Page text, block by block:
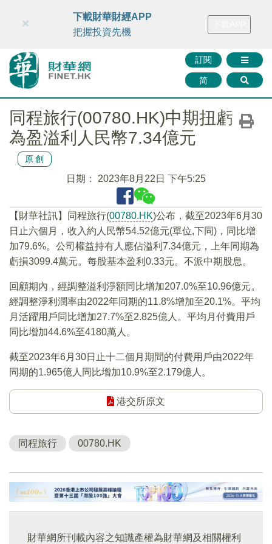
財華智庫網 FINTV FINMETA 財華證券 媒體矩陣
訂閱
简
×
下載財華財經APP
把握投資先機
同程旅行(00780.HK)中期扭虧
為盈溢利人民幣7.34億元
原創
日期： 2023年8月22日 下午5:25
【財華社訊】同程旅行(00780.HK)公布，截至2023年6月30
日止六個月，收入約人民幣54.52億元(單位,下同)，同比增
加79.6%。公司權益持有人應佔溢利7.34億元，上年同期為
虧損3099.4萬元。每股基本盈利0.33元。不派中期股息。
回顧期內，經調整溢利淨額同比增加207.0%至10.96億元。
經調整淨利潤率由2022年同期的11.8%增加至20.1%。平均
月活躍用戶同比增加27.7%至2.825億人。平均月付費用戶
同比增加44.6%至4180萬人。
截至2023年6月30日止十二個月期間的付費用戶由2022年
同期的1.965億人同比增加10.9%至2.179億人。
港交所原文
同程旅行 00780.HK
財華網所刊載內容之知識產權為財華網及相關權利